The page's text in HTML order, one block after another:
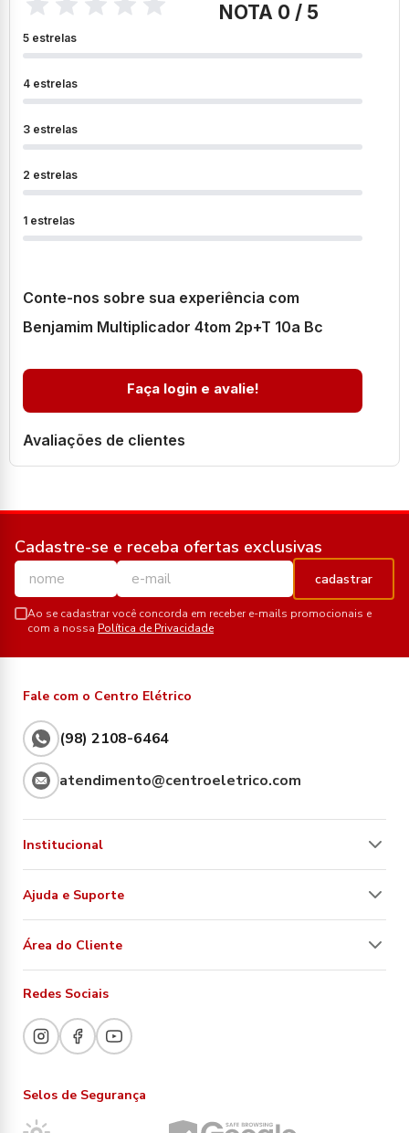
NOTA 0 / 5
5 estrelas
4 estrelas
3 estrelas
2 estrelas
1 estrelas
Conte-nos sobre sua experiência com
Benjamim Multiplicador 4tom 2p+T 10a Bc
Faça login e avalie!
Avaliações de clientes
Cadastre-se e receba ofertas exclusivas
cadastrar
Ao se cadastrar você concorda em receber e-mails promocionais e
com a nossa Política de Privacidade
Fale com o Centro Elétrico
(98) 2108-6464
atendimento@centroeletrico.com
Institucional
Ajuda e Suporte
Área do Cliente
Redes Sociais
Selos de Segurança